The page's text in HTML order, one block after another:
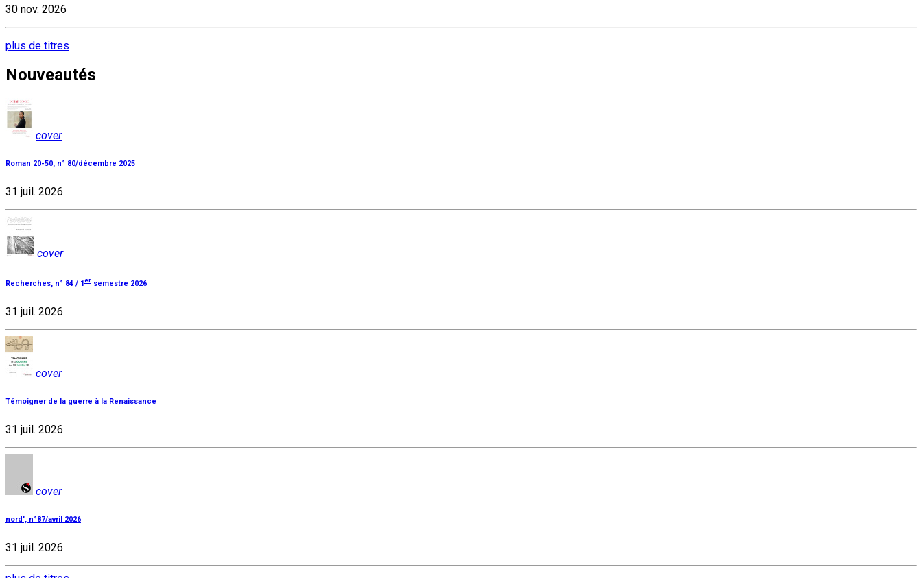
30 nov. 2026
plus de titres
Nouveautés
cover
Roman 20-50, n° 80/décembre 2025
31 juil. 2026
cover
Recherches, n° 84 / 1er semestre 2026
31 juil. 2026
cover
Témoigner de la guerre à la Renaissance
31 juil. 2026
cover
nord', n°87/avril 2026
31 juil. 2026